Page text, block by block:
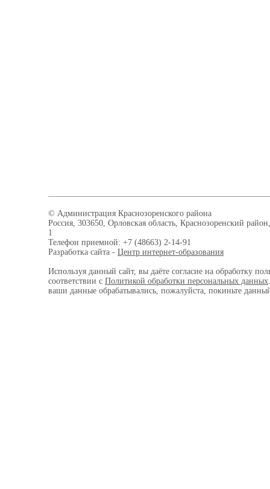
© Администрация Краснозоренского района
Россия, 303650, Орловская область, Краснозоренский
1
Телефон приемной: +7 (48663) 2-14-91
Разработка сайта - Центр интернет-образования
Используя данный сайт, вы даёте согласие на обработку
соответствии с Политикой обработки персональных данных
ваши данные обрабатывались, пожалуйста, покиньте